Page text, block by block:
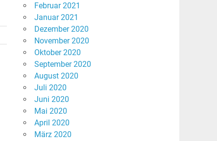
Februar 2021
Januar 2021
Dezember 2020
November 2020
Oktober 2020
September 2020
August 2020
Juli 2020
Juni 2020
Mai 2020
April 2020
März 2020